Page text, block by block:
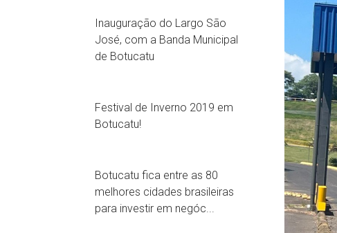
Inauguração do Largo São
José, com a Banda Municipal
de Botucatu
Festival de Inverno 2019 em
Botucatu!
Botucatu fica entre as 80
melhores cidades brasileiras
para investir em negóc...